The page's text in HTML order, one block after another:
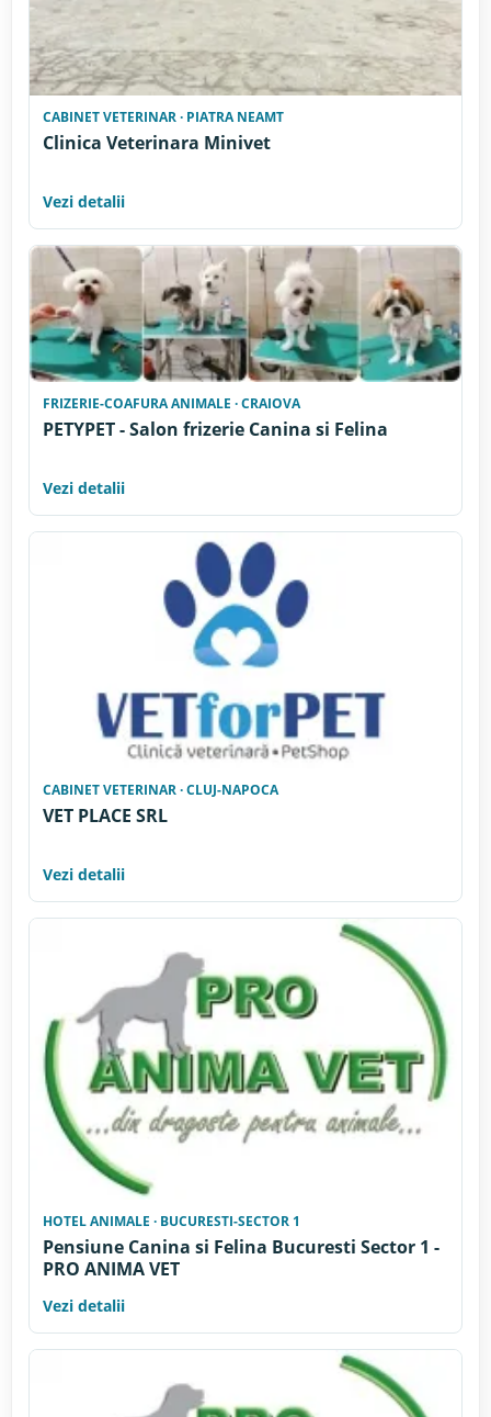
CABINET VETERINAR · PIATRA NEAMT
Clinica Veterinara Minivet
Vezi detalii
FRIZERIE-COAFURA ANIMALE · CRAIOVA
PETYPET - Salon frizerie Canina si Felina
Vezi detalii
CABINET VETERINAR · CLUJ-NAPOCA
VET PLACE SRL
Vezi detalii
HOTEL ANIMALE · BUCURESTI-SECTOR 1
Pensiune Canina si Felina Bucuresti Sector 1 -
PRO ANIMA VET
Vezi detalii